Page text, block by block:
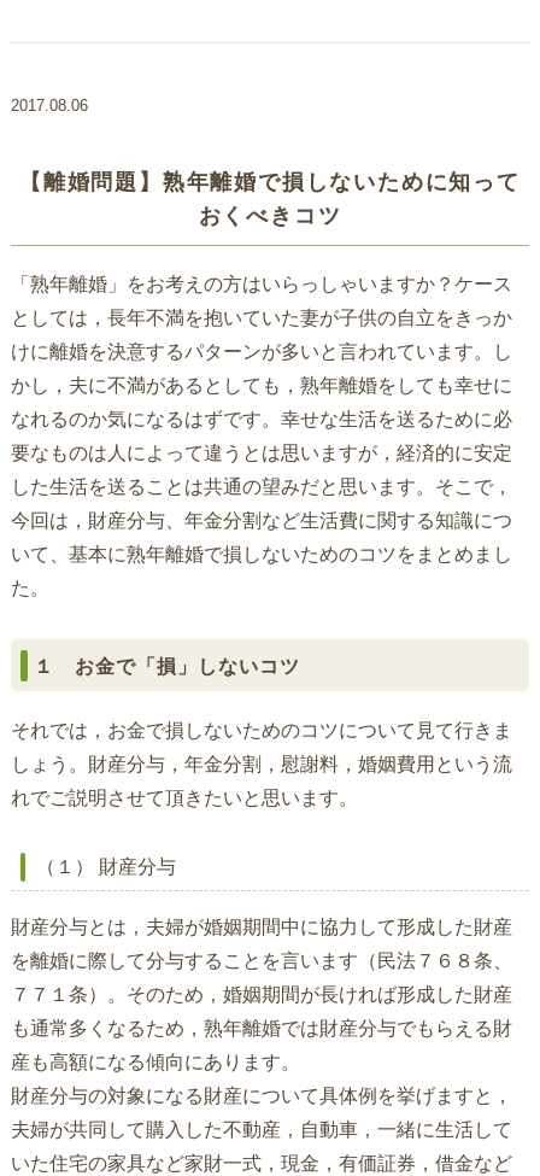
2017.08.06
【離婚問題】熟年離婚で損しないために知って
おくべきコツ
「熟年離婚」をお考えの方はいらっしゃいますか？ケース
としては，長年不満を抱いていた妻が子供の自立をきっか
けに離婚を決意するパターンが多いと言われています。し
かし，夫に不満があるとしても，熟年離婚をしても幸せに
なれるのか気になるはずです。幸せな生活を送るために必
要なものは人によって違うとは思いますが，経済的に安定
した生活を送ることは共通の望みだと思います。そこで，
今回は，財産分与、年金分割など生活費に関する知識につ
いて、基本に熟年離婚で損しないためのコツをまとめまし
た。
１ お金で「損」しないコツ
それでは，お金で損しないためのコツについて見て行きま
しょう。財産分与，年金分割，慰謝料，婚姻費用という流
れでご説明させて頂きたいと思います。
（１） 財産分与
財産分与とは，夫婦が婚姻期間中に協力して形成した財産
を離婚に際して分与することを言います（民法７６８条、
７７１条）。そのため，婚姻期間が長ければ形成した財産
も通常多くなるため，熟年離婚では財産分与でもらえる財
産も高額になる傾向にあります。
財産分与の対象になる財産について具体例を挙げますと，
夫婦が共同して購入した不動産，自動車，一緒に生活して
いた住宅の家具など家財一式，現金，有価証券，借金など